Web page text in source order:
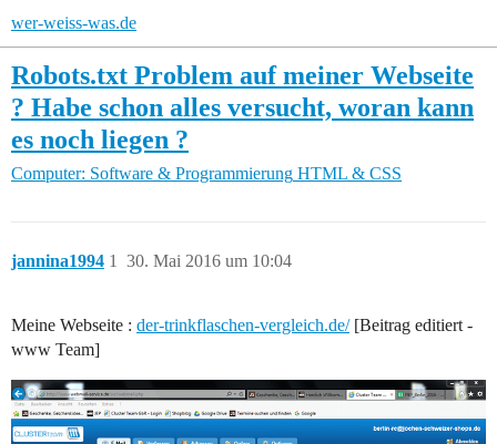
wer-weiss-was.de
Robots.txt Problem auf meiner Webseite
? Habe schon alles versucht, woran kann
es noch liegen ?
Computer: Software & Programmierung HTML & CSS
jannina1994 30. Mai 2016 um 10:04
1
Meine Webseite : der-trinkflaschen-vergleich.de/[Beitrag editiert -
www Team]